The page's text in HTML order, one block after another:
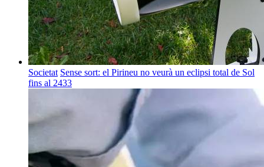
Societat Sense sort: el Pirineu no veurà un eclipsi total de Sol
fins al 2433